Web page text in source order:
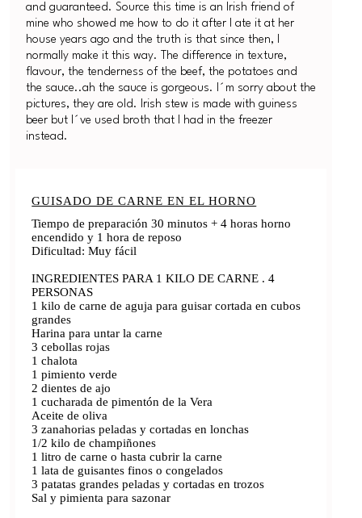
and guaranteed. Source this time is an Irish friend of
mine who showed me how to do it after I ate it at her
house years ago and the truth is that since then, I
normally make it this way. The difference in texture,
flavour, the tenderness of the beef, the potatoes and
the sauce..ah the sauce is gorgeous. I´m sorry about the
pictures, they are old. Irish stew is made with guiness
beer but I´ve used broth that I had in the freezer
instead.
GUISADO DE CARNE EN EL HORNO
Tiempo de preparación 30 minutos + 4 horas horno
encendido y 1 hora de reposo
Dificultad: Muy fácil
INGREDIENTES PARA 1 KILO DE CARNE . 4
PERSONAS
1 kilo de carne de aguja para guisar cortada en cubos
grandes
Harina para untar la carne
3 cebollas rojas
1 chalota
1 pimiento verde
2 dientes de ajo
1 cucharada de pimentón de la Vera
Aceite de oliva
3 zanahorias peladas y cortadas en lonchas
1/2 kilo de champiñones
1 litro de carne o hasta cubrir la carne
1 lata de guisantes finos o congelados
3 patatas grandes peladas y cortadas en trozos
Sal y pimienta para sazonar